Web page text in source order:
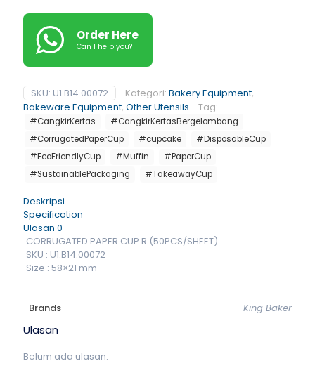
Order Here
Can I help you?
SKU: U1.B14.00072 Kategori: Bakery Equipment,
Bakeware Equipment, Other Utensils Tag:
#CangkirKertas
#CangkirKertasBergelombang
#CorrugatedPaperCup
#cupcake
#DisposableCup
#EcoFriendlyCup
#Muffin
#PaperCup
#SustainablePackaging
#TakeawayCup
Deskripsi
Specification
Ulasan 0
CORRUGATED PAPER CUP R (50PCS/SHEET)
SKU : U1.B14.00072
Size : 58×21 mm
Brands King Baker
Ulasan
Belum ada ulasan.